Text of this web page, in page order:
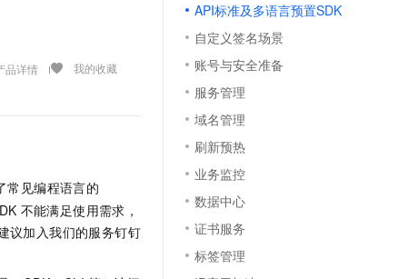
品详情 我的收藏
常见编程语言的
不能满足使用需求，
议加入我们的服务钉钉
API标准及多语言预置SDK
自定义签名场景
账号与安全准备
服务管理
域名管理
刷新预热
业务监控
数据中心
证书服务
标签管理
I2V
然，细节丰富
语音识别与合成
Qwen3-TTS-Flash
全托管，含MySQL、PostgreSQL、SQL Server、MariaDB多引擎
网络安全防护产品
快速构建应用程序和网站，即刻迈出上云第一步
数字证书管理服务（原SSL证书）
实现全站HTTPS，呈现可信的WEB访问
短信服务
大数据开发治理平台 DataWorks
V4-Pro
输入一句话想法, 轻松生成专业的 PPT
一键部署幻兽帕鲁游戏服务器
一键购买专属联机服务器，轻松开启游戏
漫剧工坊：一站式动画创作平台
快速生产连贯的高质量长漫剧
10 分钟搭建微信、支付宝小程序
高效部署网站，快速应用到小程序
作，一键激活电商全链路生产力
忧落地极速上线
，剧本、分镜、视频高效生成
先锋实践拓展 AI 生产力的边界
飞天发布时刻
所见，即是所愿
AI 实训营
从基础到进阶，Agent 创客手把手教你
创新加速
覆盖90%+业务场景，专享组合折扣价
Token 补贴，五大权
益加速 OPC 成功
公司注册
上云迁移
代维服务
伙伴信用分合作计划
更多支持
合作伙伴培训与认证
查询合作伙伴
登录合作伙伴管理后台
镜像站
我要反馈
我要建议
我要投诉
校园招聘